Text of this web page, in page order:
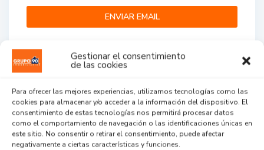
Gestionar el consentimiento
de las cookies
Para ofrecer las mejores experiencias, utilizamos tecnologías como las
cookies para almacenar y/o acceder a la información del dispositivo. El
consentimiento de estas tecnologías nos permitirá procesar datos
como el comportamiento de navegación o las identificaciones únicas en
este sitio. No consentir o retirar el consentimiento, puede afectar
negativamente a ciertas características y funciones.
Agent Reviews
...